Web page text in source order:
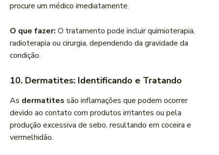
procure um médico imediatamente.
O que fazer: O tratamento pode incluir quimioterapia,
radioterapia ou cirurgia, dependendo da gravidade da
condição.
10. Dermatites: Identificando e Tratando
As dermatites são inflamações que podem ocorrer
devido ao contato com produtos irritantes ou pela
produção excessiva de sebo, resultando em coceira e
vermelhidão.